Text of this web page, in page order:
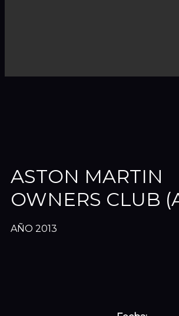
ASTON MARTIN
OWNERS CLUB
AÑO 2013